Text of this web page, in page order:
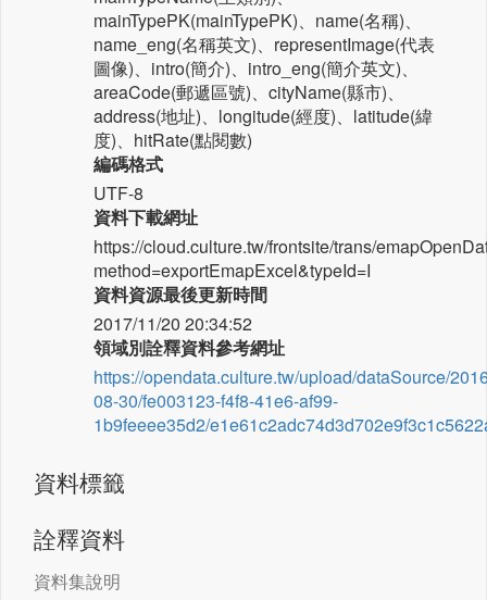
mainTypePK(mainTypePK)、name(名稱)、
name_eng(名稱英文)、representImage(代表
圖像)、intro(簡介)、intro_eng(簡介英文)、
areaCode(郵遞區號)、cityName(縣市)、
address(地址)、longitude(經度)、latitude(緯
度)、hitRate(點閱數)
編碼格式
UTF-8
資料下載網址
https://cloud.culture.tw/frontsite/trans/
method=exportEmapExcel&typeId=I
資料資源最後更新時間
2017/11/20 20:34:52
領域別詮釋資料參考網址
https://opendata.culture.tw/upload/dataSource/
08-30/fe003123-f4f8-41e6-af99-
1b9feeee35d2/
資料標籤
詮釋資料
資料集說明